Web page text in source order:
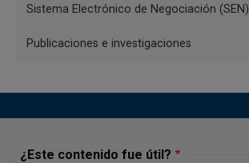
Sistema Electrónico de Negociación (SEN)
Publicaciones e investigaciones
¿Este contenido fue útil?